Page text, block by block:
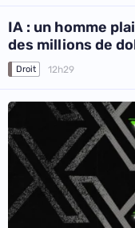
IA : un homme
des millions de
Droit 12h29